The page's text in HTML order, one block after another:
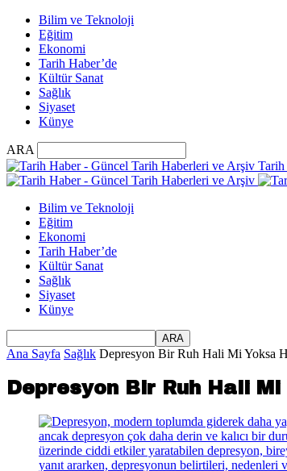
Bilim ve Teknoloji
Eğitim
Ekonomi
Tarih Haber’de
Kültür Sanat
Sağlık
Siyaset
Künye
ARA
Bilim ve Teknoloji
Eğitim
Ekonomi
Tarih Haber’de
Kültür Sanat
Sağlık
Siyaset
Künye
Ana Sayfa Sağlık Depresyon Bir Ruh Hali Mi Yoksa
Depresyon Bir Ruh Hali Mi